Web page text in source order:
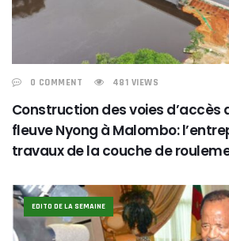
0 COMMENT 481 VIEWS
Construction des voies d’accès
fleuve Nyong à Malombo:
travaux de la couche de
EDITO DE LA SEMAINE